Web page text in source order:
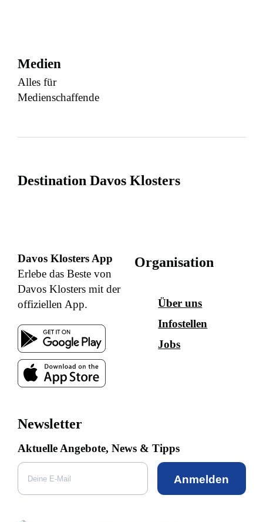
Medien
Alles für
Medienschaffende
Destination Davos Klosters
Davos Klosters App
Erlebe das Beste von
Davos Klosters mit der
offiziellen App.
Organisation
Über uns
Infostellen
Jobs
Newsletter
Aktuelle Angebote, News & Tipps
Anmelden